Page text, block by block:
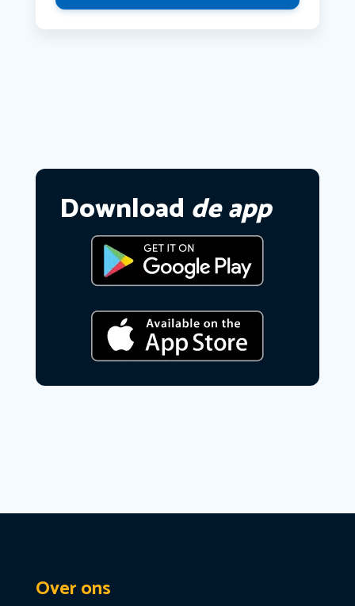
Download de app
Over ons